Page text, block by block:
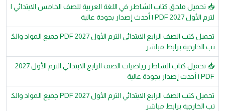
📥 تحميل ملحق كتاب الشاطر في اللغة العربية للصف الخامس الابتدائي ا
لترم الأول 2027 PDF | أحدث إصدار بجودة عالية
تحميل كتب الصف الرابع الابتدائي الترم الأول 2027 PDF جميع المواد والك
تب الخارجية برابط مباشر
📥 تحميل كتاب الشاطر رياضيات الصف الرابع الابتدائي الترم الأول 2027
PDF | أحدث إصدار بجودة عالية
تحميل كتب الصف الرابع الابتدائي الترم الأول 2027 PDF جميع المواد والك
تب الخارجية برابط مباشر